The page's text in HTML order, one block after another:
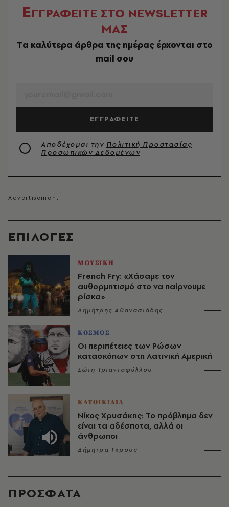
EΠΙΛΟΓΈΣ
ΜΟΥΣΙΚΗ
French Fry: «Χάσαμε τον
αυθορμητισμό στο να παίρνουμε
ρίσκα»
Δημήτρης Αθανασιάδης
ΚΟΣΜΟΣ
Οι περιπέτειες των Ρώσων
κατασκόπων στη Λατινική Αμερική
Σώτη Τριανταφύλλου
ΚΑΤΟΙΚΙΔΙΑ
Νίκος Χρυσάκης: Το πρόβλημα δεν
είναι τα αδέσποτα, αλλά οι
άνθρωποι
Δήμητρα Γκρους
ΕΓΓΡΑΦΕΙΤΕ ΣΤΟ NEWSLETTER
ΜΑΣ
Tα καλύτερα άρθρα της ημέρας έρχονται στο
mail σου
ΕΓΓΡΑΦΕΙΤΕ
Αποδέχομαι την Πολιτική Προστασίας
Προσωπικών Δεδομένων
ΠΡΟΣΦΑΤΑ